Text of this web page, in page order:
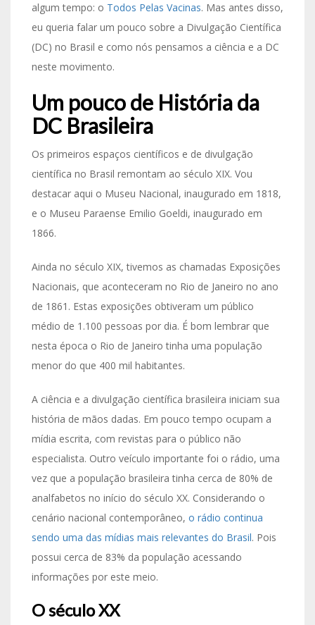
algum tempo: o Todos Pelas Vacinas. Mas antes disso,
eu queria falar um pouco sobre a Divulgação Científica
(DC) no Brasil e como nós pensamos a ciência e a DC
neste movimento.
Um pouco de História da
DC Brasileira
Os primeiros espaços científicos e de divulgação
científica no Brasil remontam ao século XIX. Vou
destacar aqui o Museu Nacional, inaugurado em 1818,
e o Museu Paraense Emilio Goeldi, inaugurado em
1866.
Ainda no século XIX, tivemos as chamadas Exposições
Nacionais, que aconteceram no Rio de Janeiro no ano
de 1861. Estas exposições obtiveram um público
médio de 1.100 pessoas por dia. É bom lembrar que
nesta época o Rio de Janeiro tinha uma população
menor do que 400 mil habitantes.
A ciência e a divulgação científica brasileira iniciam sua
história de mãos dadas. Em pouco tempo ocupam a
mídia escrita, com revistas para o público não
especialista. Outro veículo importante foi o rádio, uma
vez que a população brasileira tinha cerca de 80% de
analfabetos no início do século XX. Considerando o
cenário nacional contemporâneo, o rádio continua
sendo uma das mídias mais relevantes do Brasil. Pois
possui cerca de 83% da população acessando
informações por este meio.
O século XX